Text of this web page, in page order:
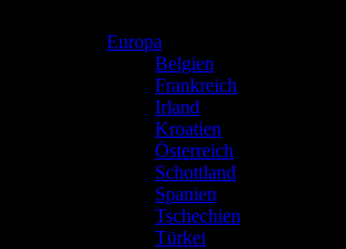
Europa
Belgien
Frankreich
Irland
Kroatien
Österreich
Schottland
Spanien
Tschechien
Türkei